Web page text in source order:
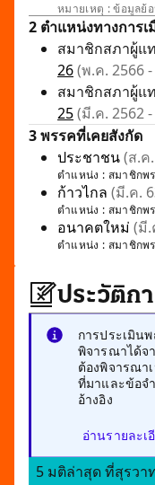
หมายเหตุ : ข้อมูลย้
2 ตำแหน่งทางการเ
สมาชิกสภาผู้แ
26(พ.ค. 2566
สมาชิกสภาผู้แ
25(มี.ค. 2562
3 พรรคที่เคยสังกัด
ประชาชน(ส.ค
ตำแหน่ง : สมาชิกพ
ก้าวไกล (มี.ค.
ตำแหน่ง : สมาชิกพ
อนาคตใหม่ (มี.
ตำแหน่ง : สมาชิกพ
ประวัติก
การประเมิน
พิจารณาได้จ
ต้องพิจารณา
ที่มาและข้อจ
อ้างอิง
อ่านรายละเ
5 มติล่าสุด ที่สุรวา